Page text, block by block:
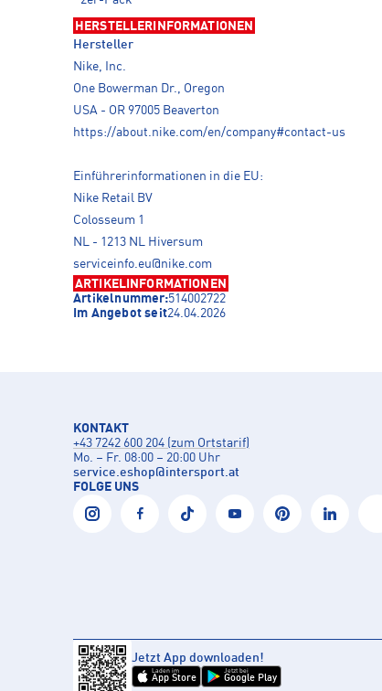
HERSTELLERINFORMATIONEN
Hersteller
Nike, Inc.
One Bowerman Dr., Oregon
USA - OR 97005 Beaverton
https://about.nike.com/en/company#contact-us
Einführerinformationen in die EU:
Nike Retail BV
Colosseum 1
NL - 1213 NL Hiversum
serviceinfo.eu@nike.com
ARTIKELINFORMATIONEN
Artikelnummer:514002722
Im Angebot seit24.04.2026
KONTAKT
+43 7242 600 204 (zum Ortstarif)
Mo. – Fr. 08:00 – 20:00 Uhr
service.eshop@intersport.at
FOLGE UNS
Jetzt App downloaden!
Laden im
App Store
Jetzt bei
Google Play